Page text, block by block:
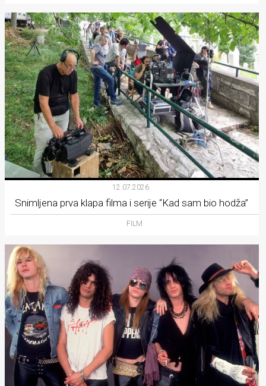
12.07.2026.
Snimljena prva klapa filma i serije “Kad sam bio hodža”
FILM